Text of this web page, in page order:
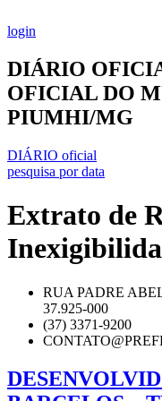
para
conteúdo
login
DIÁRIO
OFICIAL DO
PIUMHI/MG
DIÁRIO oficial
pesquisa por data
Extrato de
RUA PADRE
37.925-000
(37) 3371-9200